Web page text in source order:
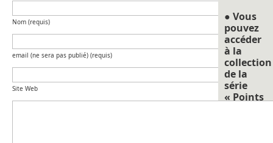
Nom (requis)
email (ne sera pas publié) (requis)
Site Web
● Vous
pouvez
accéder
à la
collection
de la
série
« Points